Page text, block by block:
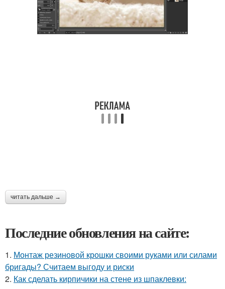
читать дальше →
Последние обновления на сайте:
1. Монтаж резиновой крошки своими руками или силами
бригады? Считаем выгоду и риски
2. Как сделать кирпичики на стене из шпаклевки: